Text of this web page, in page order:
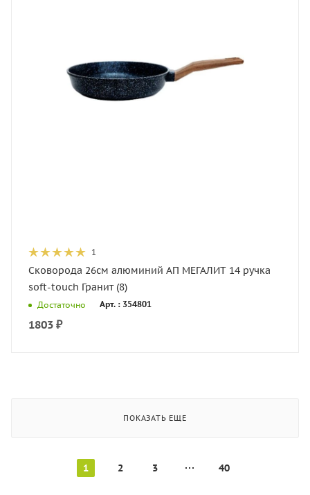
1
Сковорода 26см алюминий АП МЕГАЛИТ 14 ручка
soft-touch Гранит (8)
Достаточно Арт. : 354801
1803 ₽
ПОКАЗАТЬ ЕЩЕ
1 2 3 40